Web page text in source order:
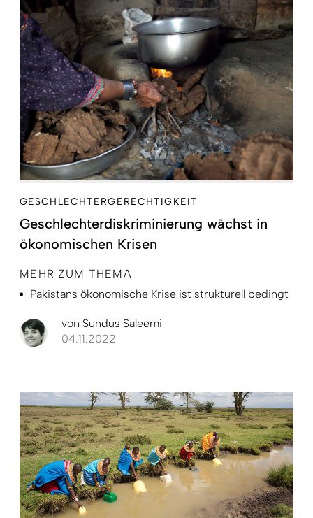
GESCHLECHTERGERECHTIGKEIT
Geschlechterdiskriminierung wächst in
ökonomischen Krisen
MEHR ZUM THEMA
Pakistans ökonomische Krise ist strukturell bedingt
von Sundus Saleemi
04.11.2022